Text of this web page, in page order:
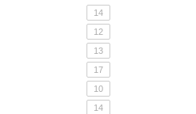
14
12
13
17
10
14